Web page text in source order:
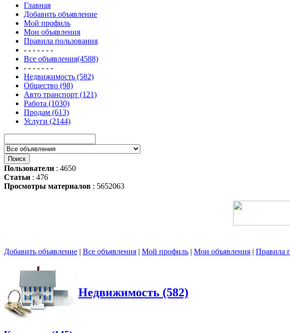
Главная
Добавить объявление
Мой профиль
Мои объявления
Правила пользования
- - - - - - -
Все объявления(4588)
- - - - - - -
Недвижимость (582)
Общество (98)
Авто транспорт (121)
Работа (1030)
Продам (613)
Услуги (2144)
Пользователи : 4650
Статьи : 476
Просмотры материалов : 5652063
Добавить объявление | Все объявления | Мой профиль | Мои объявления | Правила
Недвижимость (582)